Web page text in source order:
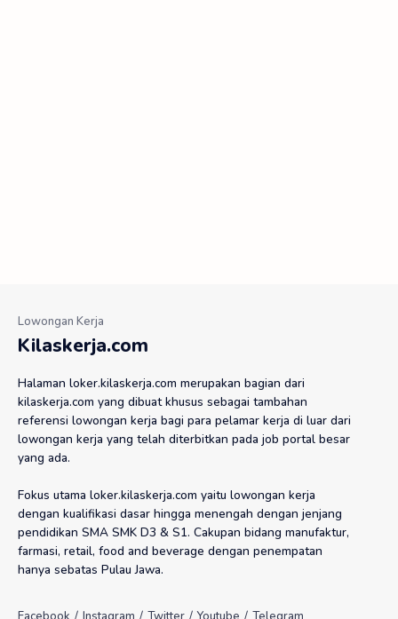
Kilaskerja.com
Halaman loker.kilaskerja.com merupakan bagian dari
kilaskerja.com yang dibuat khusus sebagai tambahan
referensi lowongan kerja bagi para pelamar kerja di luar dari
lowongan kerja yang telah diterbitkan pada job portal besar
yang ada.
Fokus utama loker.kilaskerja.com yaitu lowongan kerja
dengan kualifikasi dasar hingga menengah dengan jenjang
pendidikan SMA SMK D3 & S1. Cakupan bidang manufaktur,
farmasi, retail, food and beverage dengan penempatan
hanya sebatas Pulau Jawa.